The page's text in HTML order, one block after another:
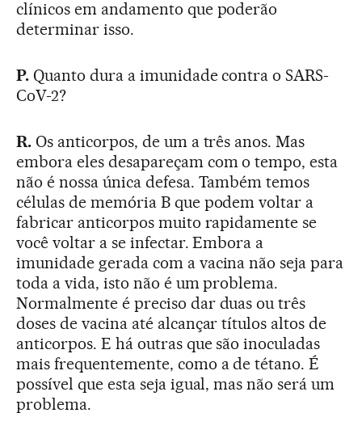
clínicos em andamento que poderão
determinar isso.
P.Quanto dura a imunidade contra o SARS-
CoV-2?
R.Os anticorpos, de um a três anos. Mas
embora eles desapareçam com o tempo, esta
não é nossa única defesa. Também temos
células de memória B que podem voltar a
fabricar anticorpos muito rapidamente se
você voltar a se infectar. Embora a
imunidade gerada com a vacina não seja para
toda a vida, isto não é um problema.
Normalmente é preciso dar duas ou três
doses de vacina até alcançar títulos altos de
anticorpos. E há outras que são inoculadas
mais frequentemente, como a de tétano. É
possível que esta seja igual, mas não será um
problema.